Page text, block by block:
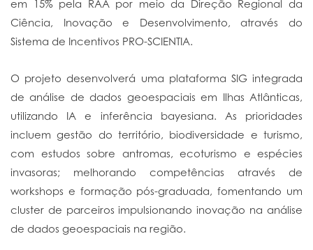
em 15% pela RAA por meio da Direção Regional da
Ciência, Inovação e Desenvolvimento, através do
Sistema de Incentivos PRO-SCIENTIA.
O projeto desenvolverá uma plataforma SIG integrada
de análise de dados geoespaciais em Ilhas Atlânticas,
utilizando IA e inferência bayesiana. As prioridades
incluem gestão do território, biodiversidade e turismo,
com estudos sobre antromas, ecoturismo e espécies
invasoras; melhorando competências através de
workshops e formação pós-graduada, fomentando um
cluster de parceiros impulsionando inovação na análise
de dados geoespaciais na região.